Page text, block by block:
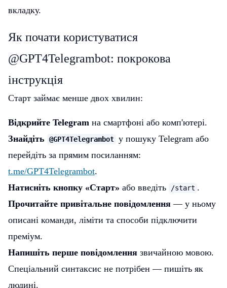
вкладку.
Як почати користуватися
@GPT4Telegrambot: покрокова
інструкція
Старт займає менше двох хвилин:
Відкрийте Telegram на смартфоні або комп'ютері.
Знайдіть
@GPT4Telegrambot у пошуку Telegram або
перейдіть за прямим посиланням:
t.me/GPT4Telegrambot.
Натисніть кнопку «Старт» або введіть /start .
Прочитайте привітальне повідомлення — у ньому
описані команди, ліміти та способи підключити
преміум.
Напишіть перше повідомлення звичайною мовою.
Спеціальний синтаксис не потрібен — пишіть як
людині.